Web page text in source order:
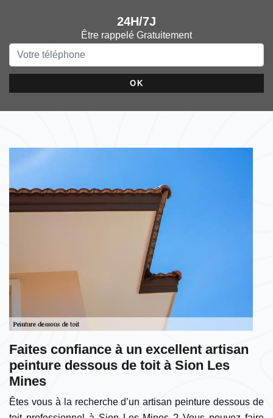
24H/7J
Être rappelé Gratuitement
Faites confiance à un excellent artisan
peinture dessous de toit à Sion Les
Mines
Êtes vous à la recherche d’un artisan peinture dessous de